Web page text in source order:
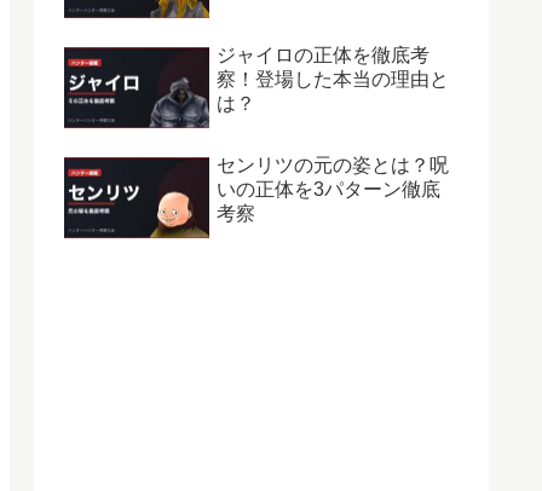
ジャイロの正体を徹底考
察！登場した本当の理由と
は？
センリツの元の姿とは？呪
いの正体を3パターン徹底
考察